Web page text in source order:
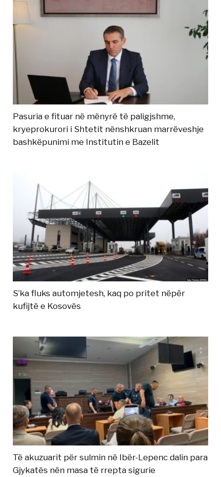
Pasuria e fituar në mënyrë të paligjshme,
kryeprokurori i Shtetit nënshkruan marrëveshje
bashkëpunimi me Institutin e Bazelit
S’ka fluks automjetesh, kaq po pritet nëpër
kufijtë e Kosovës
Të akuzuarit për sulmin në Ibër-Lepenc dalin para
Gjykatës nën masa të rrepta sigurie